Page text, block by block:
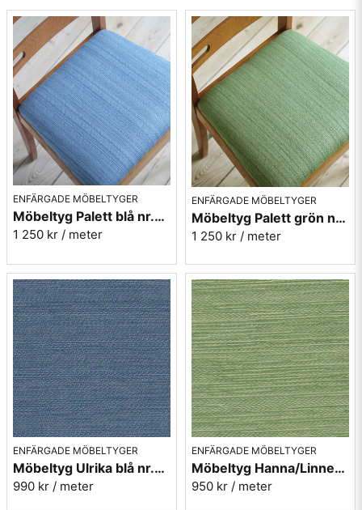
ENFÄRGADE MÖBELTYGER
Möbeltyg Palett blå nr.50 - Carl Malmstens-kvalitet
1 250 kr / meter
ENFÄRGADE MÖBELTYGER
Möbeltyg Palett grön nr.70 - Carl Malmstens-kvalitet
1 250 kr / meter
ENFÄRGADE MÖBELTYGER
Möbeltyg Ulrika blå nr.51 - Carl Malmstens-kvalitet
990 kr / meter
ENFÄRGADE MÖBELTYGER
Möbeltyg Hanna/Linnea grön melerad nr.75 - Carl Malmstens-kvalitet
950 kr / meter